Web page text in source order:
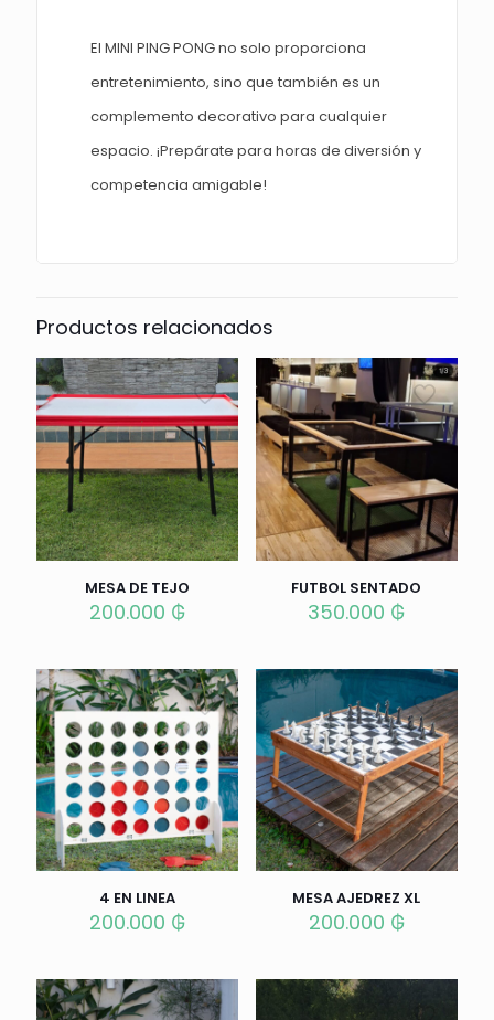
El MINI PING PONG no solo proporciona
entretenimiento, sino que también es un
complemento decorativo para cualquier
espacio. ¡Prepárate para horas de diversión y
competencia amigable!
Productos relacionados
MESA DE TEJO
200.000 ₲
FUTBOL SENTADO
350.000 ₲
4 EN LINEA
200.000 ₲
MESA AJEDREZ XL
200.000 ₲